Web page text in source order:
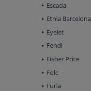
Escada
Etnia Barcelona
Eyelet
Fendi
Fisher Price
Folc
Furla